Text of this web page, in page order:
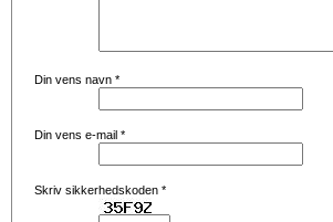
Din vens navn *
Din vens e-mail *
Skriv sikkerhedskoden *